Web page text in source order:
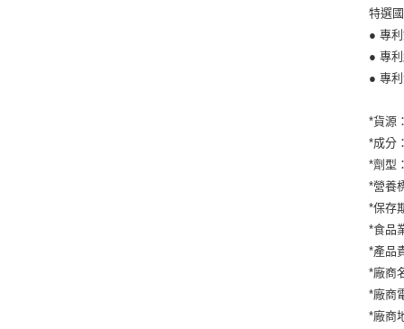
特選
● 專
● 專
● 專
*貨源
*成分
*劑型
*營養
*保存
*食品
*產品
*廠商
*廠商
*廠商